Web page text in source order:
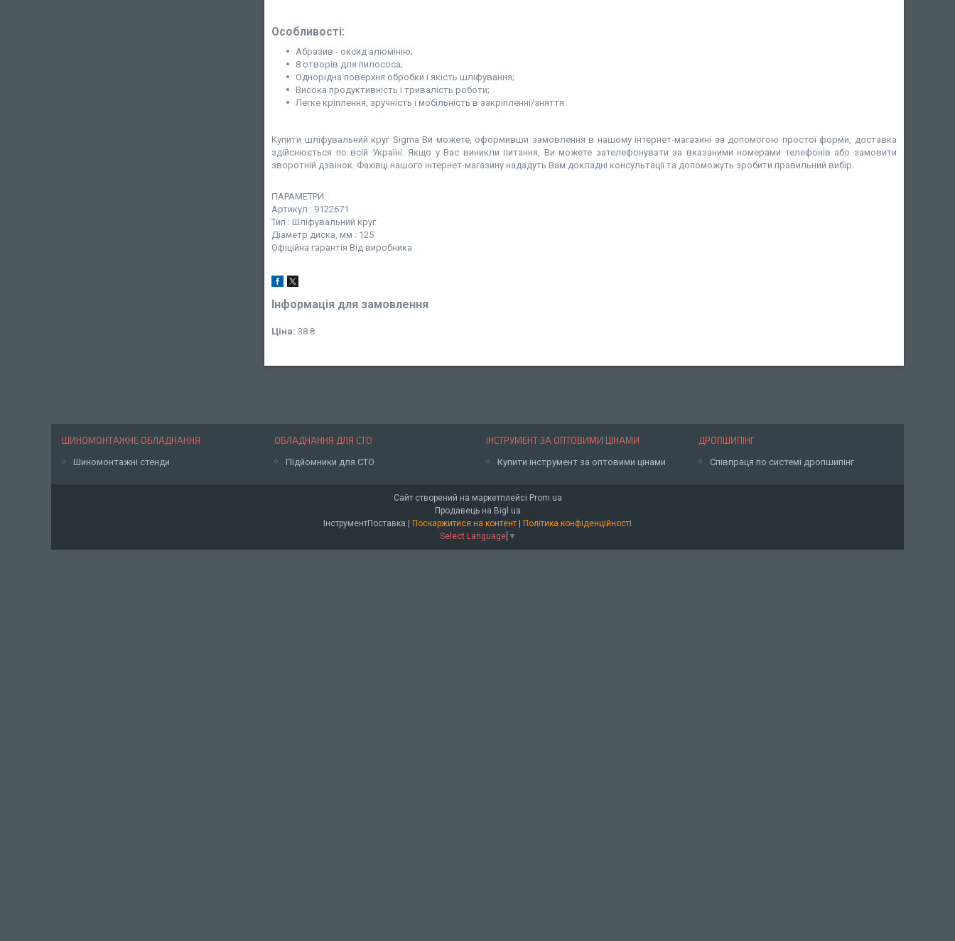
Особливості:
Абразив - оксид алюмінію;
8 отворів для пилососа;
Однорідна поверхня обробки і якість шліфування;
Висока продуктивність і тривалість роботи;
Легке кріплення, зручність і мобільність в закріпленні/зняття.
Купити шліфувальний круг Sigma Ви можете, оформивши замовлення в нашому інтернет-магазині за допомогою простої форми, доставка
здійснюється по всій Україні. Якщо у Вас виникли питання, Ви можете зателефонувати за вказаними номерами телефонів або замовити
зворотній дзвінок. Фахівці нашого інтернет-магазину нададуть Вам докладні консультації та допоможуть зробити правильний вибір.
ПАРАМЕТРИ:
Артикул : 9122671
Тип : Шліфувальний круг
Діаметр диска, мм : 125
Офіційна гарантія Від виробника
Інформація для замовлення
Ціна: 38 ₴
ШИНОМОНТАЖНЕ ОБЛАДНАННЯ
Шиномонтажні стенди
ОБЛАДНАННЯ ДЛЯ СТО
Підйомники для СТО
ІНСТРУМЕНТ ЗА ОПТОВИМИ ЦІНАМИ
Купити інструмент за оптовими цінами
ДРОПШИПІНГ
Співпраця по системі дропшипінг
Сайт створений на маркетплейсі Prom.ua
Продавець на Bigl.ua
ІнструментПоставка | Поскаржитися на контент | Політика конфіденційності
Select Language ▼